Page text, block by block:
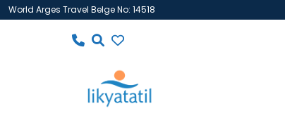
World Arges Travel Belge No: 14518